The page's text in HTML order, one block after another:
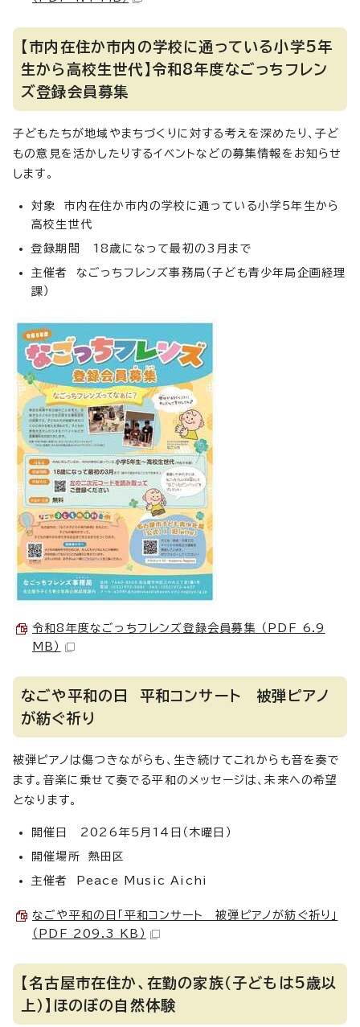
【市内在住か市内の学校に通っている小学5年
生から高校生世代】令和8年度なごっちフレン
ズ登録会員募集
子どもたちが地域やまちづくりに対する考えを深めたり、子ど
もの意見を活かしたりするイベントなどの募集情報をお知らせ
します。
対象 市内在住か市内の学校に通っている小学5年生から
高校生世代
登録期間 18歳になって最初の3月まで
主催者 なごっちフレンズ事務局（子ども青少年局企画経理
課）
令和8年度なごっちフレンズ登録会員募集 （PDF 6.9
MB）
なごや平和の日 平和コンサート 被弾ピアノ
が紡ぐ祈り
被弾ピアノは傷つきながらも、生き続けてこれからも音を奏で
ます。音楽に乗せて奏でる平和のメッセージは、未来への希望
となります。
開催日 2026年5月14日（木曜日）
開催場所 熱田区
主催者 Peace Music Aichi
なごや平和の日「平和コンサート 被弾ピアノが紡ぐ祈り」
（PDF 209.3 KB）
【名古屋市在住か、在勤の家族（子どもは5歳以
上）】ほのぼの自然体験